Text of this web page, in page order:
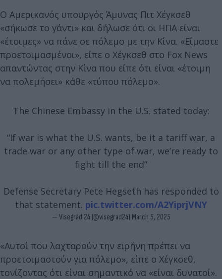
Ο Αμερικανός υπουργός Άμυνας Πιτ Χέγκσεθ
«σήκωσε το γάντι» και δήλωσε ότι οι ΗΠΑ είναι
«έτοιμες» να πάνε σε πόλεμο με την Κίνα. «Είμαστε
προετοιμασμένοι», είπε ο Χέγκσεθ στο Fox News
απαντώντας στην Κίνα που είπε ότι είναι «έτοιμη
να πολεμήσει» κάθε «τύπου πόλεμο».
The Chinese Embassy in the U.S. stated today:
“If war is what the U.S. wants, be it a tariff war, a
trade war or any other type of war, we’re ready to
fight till the end”
Defense Secretary Pete Hegseth has responded to
that statement. pic.twitter.com/A2YiprjVNY
— Visegrád 24 (@visegrad24) March 5, 2025
«Αυτοί που λαχταρούν την ειρήνη πρέπει να
προετοιμαστούν για πόλεμο», είπε ο Χέγκσεθ,
τονίζοντας ότι είναι σημαντικό να «είναι δυνατοί».